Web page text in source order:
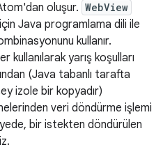
oluşur. WebView
Java programlama dili ile
kullanır.
yarış koşulları
(Java tabanlı tarafta
izole bir kopyadır)
veri döndürme işlemi
bir istekten döndürülen